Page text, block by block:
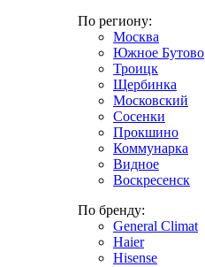
По региону:
Москва
Южное Бутово
Троицк
Щербинка
Московский
Сосенки
Прокшино
Коммунарка
Видное
Воскресенск
По бренду:
General Climat
Haier
Hisense